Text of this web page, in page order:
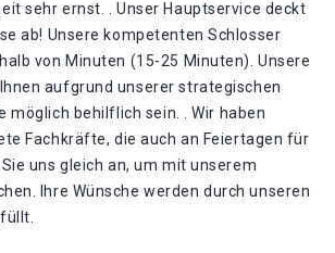
sehr ernst. . Unser Hauptservice deckt
ab! Unsere kompetenten Schlosser
von Minuten (15-25 Minuten). Unsere
aufgrund unserer strategischen
möglich behilflich sein. . Wir haben
Fachkräfte, die auch an Feiertagen für
uns gleich an, um mit unserem
Ihre Wünsche werden durch unseren